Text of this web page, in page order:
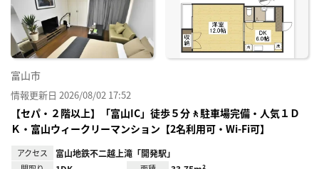
富山市
情報更新日 2026/08/02 17:52
【セパ・２階以上】「富山IC」徒歩５分🚶駐車場完備・人気１Ｄ
Ｋ・富山ウィークリーマンション【2名利用可・Wi-Fi可】
アクセス 富山地鉄不二越上滝「開発駅」